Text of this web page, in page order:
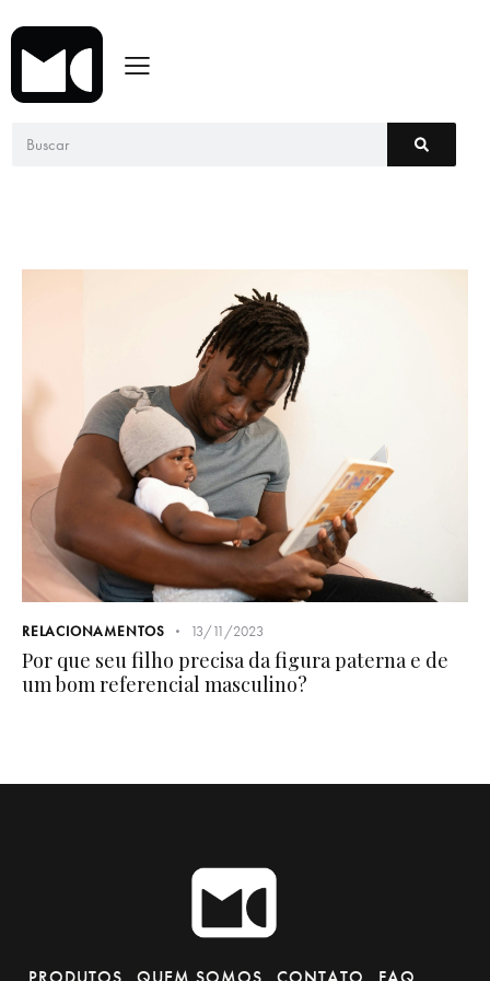
RELACIONAMENTOS 13/11/2023
Por que seu filho precisa da figura paterna e de
um bom referencial masculino?